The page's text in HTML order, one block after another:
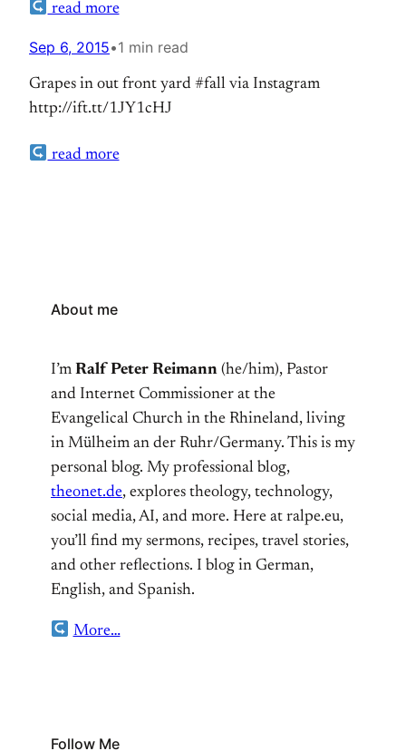
gerne über die Kommentarfunktion im Blog.
read more
Sep 6, 2015•1 min read
Grapes in out front yard #fall via Instagram
http://ift.tt/1JY1cHJ
read more
About me
I’m Ralf Peter Reimann (he/him), Pastor
and Internet Commissioner at the
Evangelical Church in the Rhineland, living
in Mülheim an der Ruhr/Germany. This is my
personal blog. My professional blog,
theonet.de, explores theology, technology,
social media, AI, and more. Here at ralpe.eu,
you’ll find my sermons, recipes, travel stories,
and other reflections. I blog in German,
English, and Spanish.
More…
Follow Me